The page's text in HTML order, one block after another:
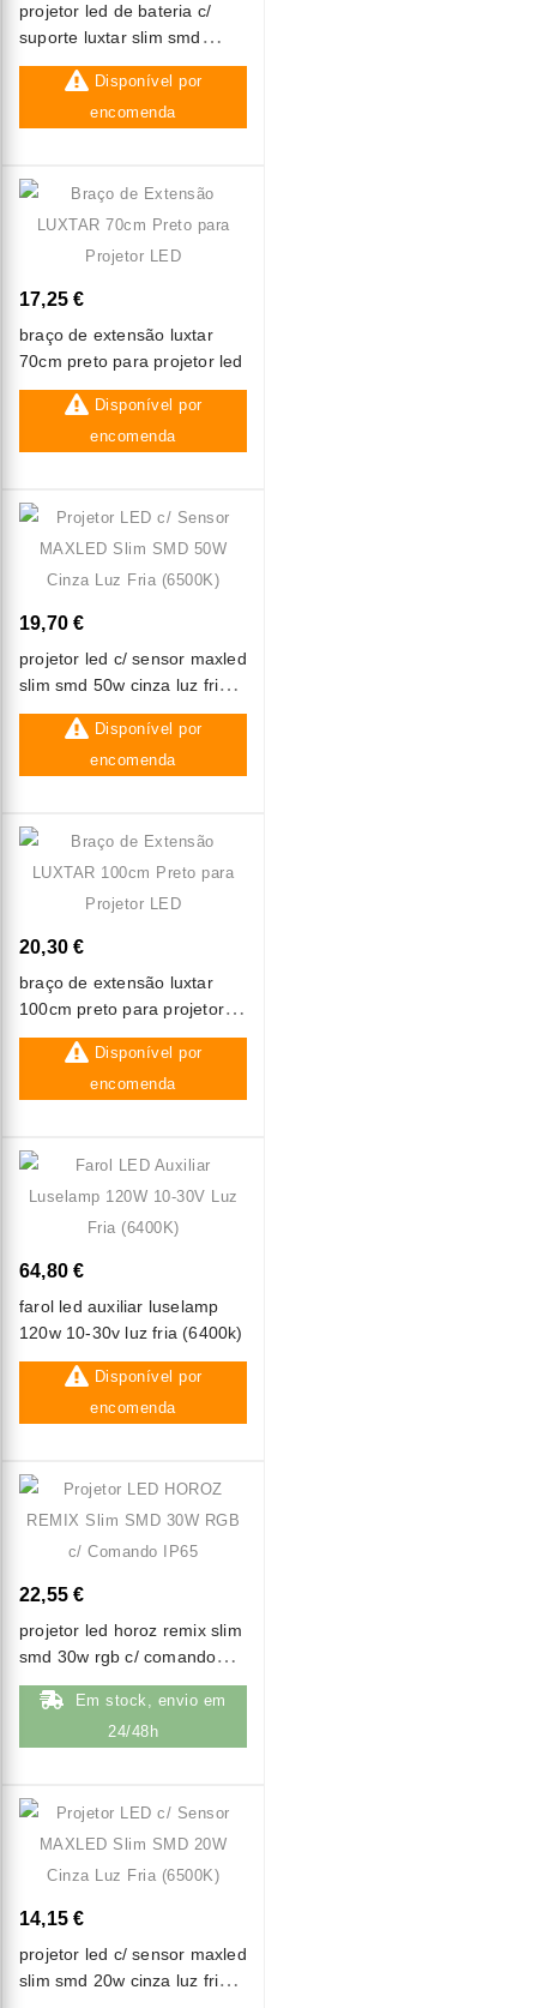
projetor led de bateria c/
suporte luxtar slim smd
100w preto ip65 luz fria
(6500k)
Disponível por
encomenda
17,25 €
braço de extensão luxtar
70cm preto para projetor led
Disponível por
encomenda
19,70 €
projetor led c/ sensor maxled
slim smd 50w cinza luz fria
(6500k)
Disponível por
encomenda
20,30 €
braço de extensão luxtar
100cm preto para projetor
led
Disponível por
encomenda
64,80 €
farol led auxiliar luselamp
120w 10-30v luz fria (6400k)
Disponível por
encomenda
22,55 €
projetor led horoz remix slim
smd 30w rgb c/ comando
ip65
Em stock, envio em
24/48h
14,15 €
projetor led c/ sensor maxled
slim smd 20w cinza luz fria